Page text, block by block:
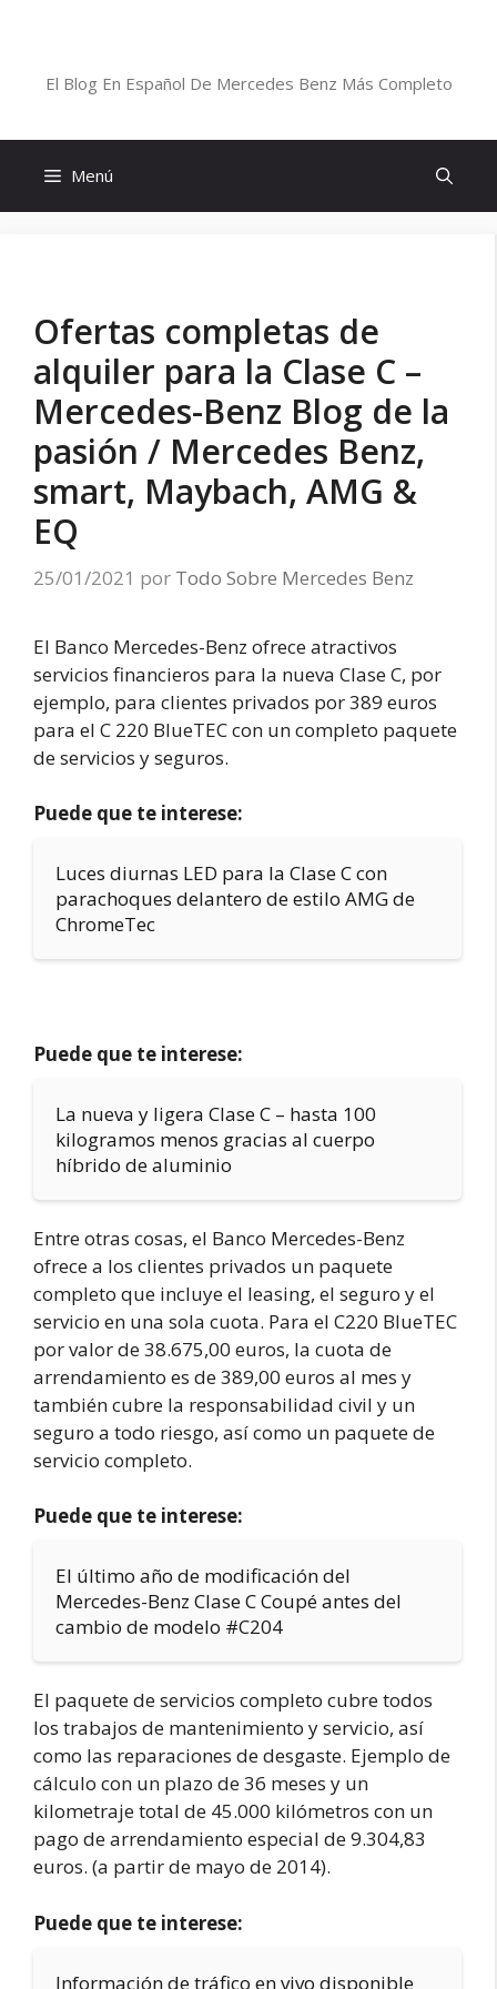
El Blog En Español De Mercedes Benz Más Completo
Menú
Ofertas completas de
alquiler para la Clase C –
Mercedes-Benz Blog de la
pasión / Mercedes Benz,
smart, Maybach, AMG &
EQ
25/01/2021 por Todo Sobre Mercedes Benz
El Banco Mercedes-Benz ofrece atractivos
servicios financieros para la nueva Clase C, por
ejemplo, para clientes privados por 389 euros
para el C 220 BlueTEC con un completo paquete
de servicios y seguros.
Puede que te interese:
Luces diurnas LED para la Clase C con
parachoques delantero de estilo AMG de
ChromeTec
Puede que te interese:
La nueva y ligera Clase C – hasta 100
kilogramos menos gracias al cuerpo
híbrido de aluminio
Entre otras cosas, el Banco Mercedes-Benz
ofrece a los clientes privados un paquete
completo que incluye el leasing, el seguro y el
servicio en una sola cuota. Para el C220 BlueTEC
por valor de 38.675,00 euros, la cuota de
arrendamiento es de 389,00 euros al mes y
también cubre la responsabilidad civil y un
seguro a todo riesgo, así como un paquete de
servicio completo.
Puede que te interese:
El último año de modificación del
Mercedes-Benz Clase C Coupé antes del
cambio de modelo #C204
El paquete de servicios completo cubre todos
los trabajos de mantenimiento y servicio, así
como las reparaciones de desgaste. Ejemplo de
cálculo con un plazo de 36 meses y un
kilometraje total de 45.000 kilómetros con un
pago de arrendamiento especial de 9.304,83
euros. (a partir de mayo de 2014).
Puede que te interese:
Información de tráfico en vivo disponible